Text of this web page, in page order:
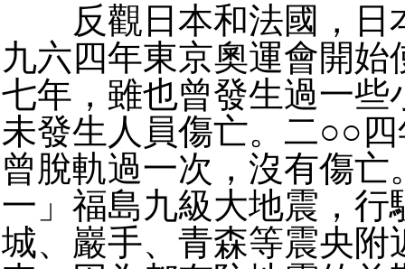
反觀日本和法國，日
九六四年東京奧運會開始
七年，雖也曾發生過一些
未發生人員傷亡。二○○
曾脫軌過一次，沒有傷亡
一」福島九級大地震，行
城、巖手、青森等震央附